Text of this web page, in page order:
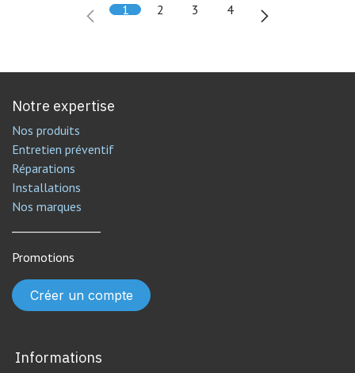
1 2 3 4
Notre expertise
Nos produits
Entretien préventif
Réparations
Installations
Nos marques
Promotions
Créer un compte
Informations